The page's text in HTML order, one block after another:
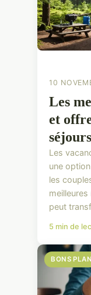
10
Les
et
Les
une
les
peut
5 min de
BONS